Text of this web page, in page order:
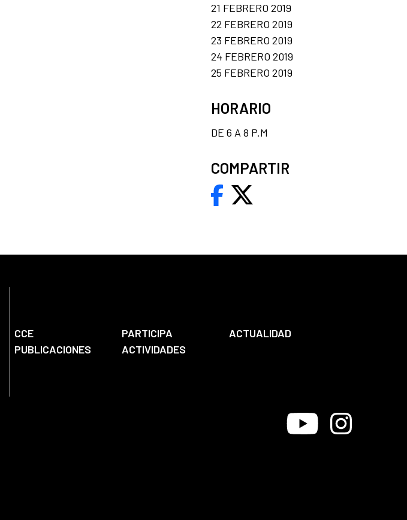
21 FEBRERO 2019
22 FEBRERO 2019
23 FEBRERO 2019
24 FEBRERO 2019
25 FEBRERO 2019
HORARIO
DE 6 A 8 P.M
COMPARTIR
CCE PARTICIPA
ACTUALIDAD
PUBLICACIONES
ACTIVIDADES
Youtube Instagram